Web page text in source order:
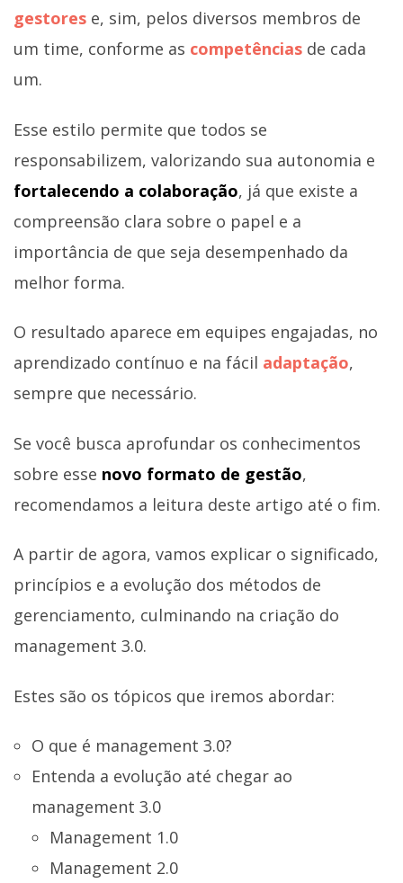
gestores e, sim, pelos diversos membros de
um time, conforme as competências de cada
um.
Esse estilo permite que todos se
responsabilizem, valorizando sua autonomia e
fortalecendo a colaboração, já que existe a
compreensão clara sobre o papel e a
importância de que seja desempenhado da
melhor forma.
O resultado aparece em equipes engajadas, no
aprendizado contínuo e na fácil adaptação,
sempre que necessário.
Se você busca aprofundar os conhecimentos
sobre esse novo formato de gestão,
recomendamos a leitura deste artigo até o fim.
A partir de agora, vamos explicar o significado,
princípios e a evolução dos métodos de
gerenciamento, culminando na criação do
management 3.0.
Estes são os tópicos que iremos abordar:
O que é management 3.0?
Entenda a evolução até chegar ao
management 3.0
Management 1.0
Management 2.0